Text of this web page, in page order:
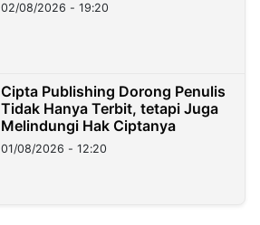
02/08/2026 - 19:20
Cipta Publishing Dorong Penulis
Tidak Hanya Terbit, tetapi Juga
Melindungi Hak Ciptanya
01/08/2026 - 12:20